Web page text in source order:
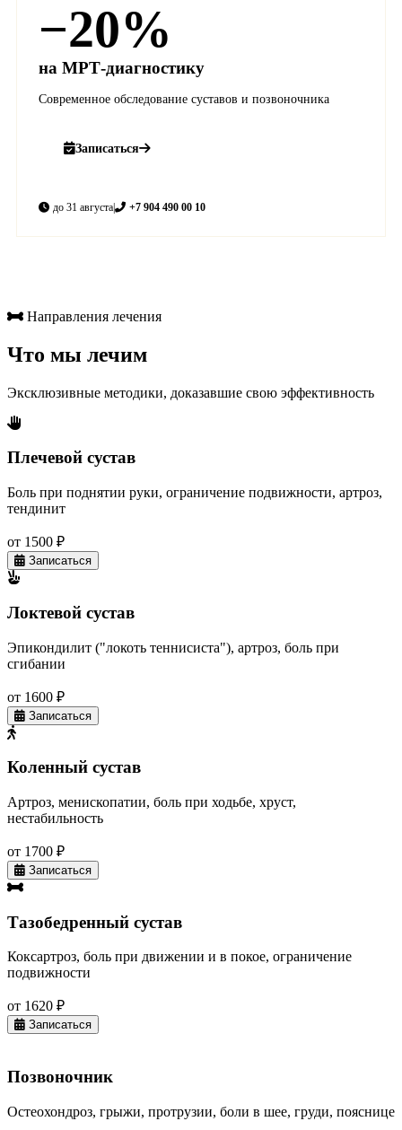
−20%
на МРТ-диагностику
Современное обследование суставов и позвоночника
Записаться
до 31 августа| +7 904 490 00 10
Направления лечения
Что мы лечим
Эксклюзивные методики, доказавшие свою эффективность
Плечевой сустав
Боль при поднятии руки, ограничение подвижности, артроз,
тендинит
от 1500 ₽
Записаться
Локтевой сустав
Эпикондилит ("локоть теннисиста"), артроз, боль при
сгибании
от 1600 ₽
Записаться
Коленный сустав
Артроз, менископатии, боль при ходьбе, хруст,
нестабильность
от 1700 ₽
Записаться
Тазобедренный сустав
Коксартроз, боль при движении и в покое, ограничение
подвижности
от 1620 ₽
Записаться
Позвоночник
Остеохондроз, грыжи, протрузии, боли в шее, груди, пояснице